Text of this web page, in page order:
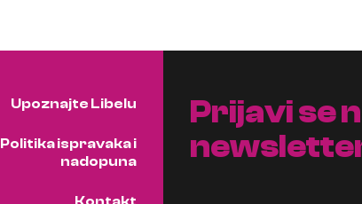
Upoznajte Libelu
Politika ispravaka i
nadopuna
Prijavi se